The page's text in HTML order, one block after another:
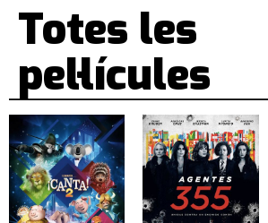
Totes les
pel·lícules